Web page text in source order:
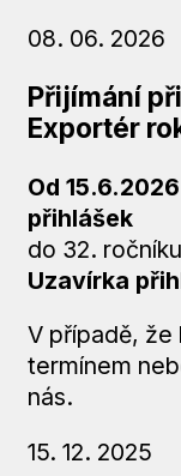
08. 06. 2026
Přijímání
Exportér
Od
přihlášek
do 32.
Uzavírka
V případě, že
termínem
nás.
15. 12. 2025